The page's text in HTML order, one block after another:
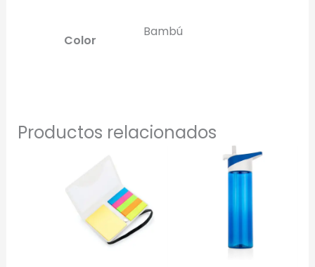
Color
Bambú
Productos relacionados